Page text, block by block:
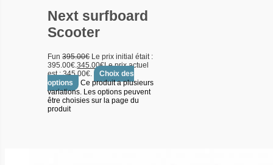
Next surfboard
Scooter
Fun395.00€ Le prix initial était :
395.00€.345.00€Le prix actuel
est : 345.00€.
Choix des
options
Ce produit a plusieurs
variations. Les options peuvent
être choisies sur la page du
produit